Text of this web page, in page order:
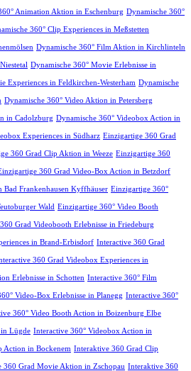
Animation Aktion in Eschenburg Dynamische 360°
360° Clip Experiences in Meßstetten
Dynamische 360° Film Aktion in Kirchlinteln
Dynamische 360° Movie Erlebnisse in
Experiences in Feldkirchen-Westerham Dynamische
Dynamische 360° Video Aktion in Petersberg
in Cadolzburg Dynamische 360° Videobox Action in
Experiences in Südharz Einzigartige 360 Grad
360 Grad Clip Aktion in Weeze Einzigartige 360
360 Grad Video-Box Action in Betzdorf
Bad Frankenhausen Kyffhäuser Einzigartige 360°
Wald Einzigartige 360° Video Booth
Grad Videobooth Erlebnisse in Friedeburg
in Brand-Erbisdorf Interactive 360 Grad
360 Grad Videobox Experiences in
Erlebnisse in Schotten Interactive 360° Film
Video-Box Erlebnisse in Planegg Interactive 360°
360° Video Booth Action in Boizenburg Elbe
Lügde Interactive 360° Videobox Action in
Action in Bockenem Interaktive 360 Grad Clip
360 Grad Movie Aktion in Zschopau Interaktive 360